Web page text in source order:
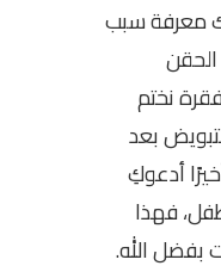
معرفة سبب
نختم
بعد
أدعوكِ
فهذا
بفضل الله.